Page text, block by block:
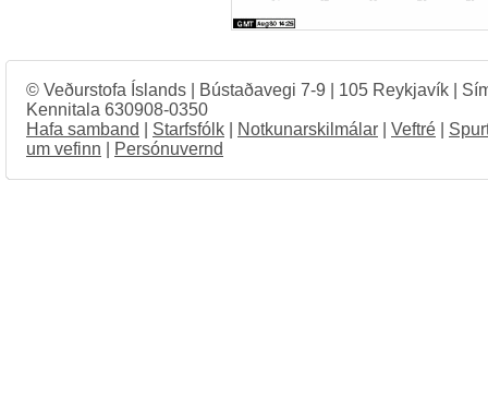
© Veðurstofa Íslands | Bústaðavegi 7-9 | 105 Reykjavík |
Kennitala 630908-0350
Hafa samband
Starfsfólk Notkunarskilmálar Veftré
um vefinn
Persónuvernd